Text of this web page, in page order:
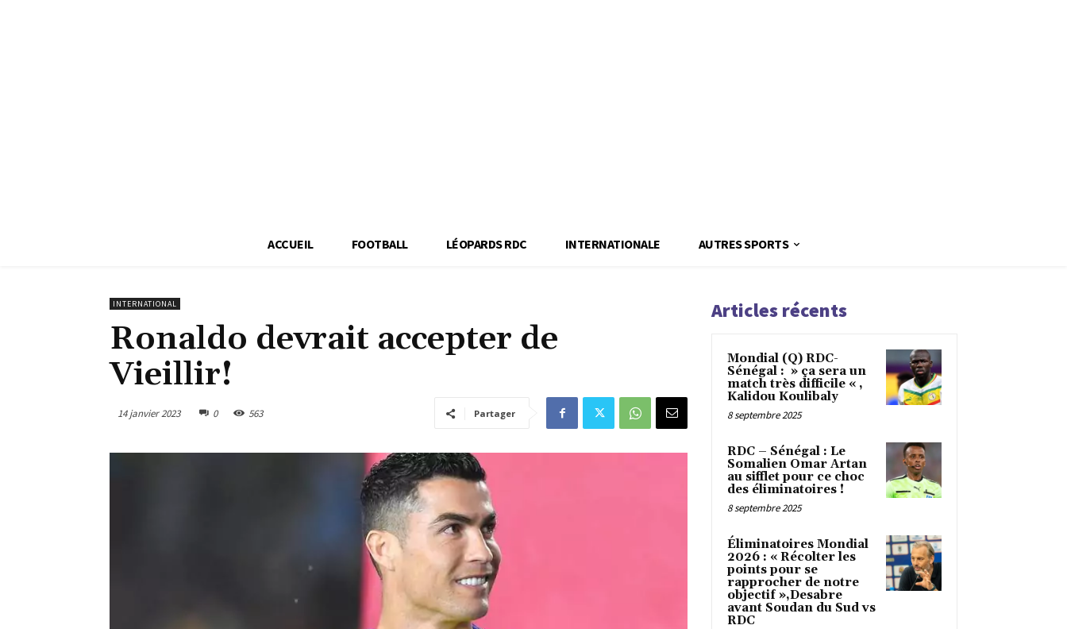
ACCUEIL FOOTBALL LÉOPARDS RDC INTERNATIONALE AUTRES SPORTS
INTERNATIONAL
Ronaldo devrait accepter de
Vieillir!
14 janvier 2023 0 563 Partager
Articles récents
Mondial (Q) RDC-
Sénégal : » ça sera un
match très difficile « ,
Kalidou Koulibaly
8 septembre 2025
RDC – Sénégal : Le
Somalien Omar Artan
au sifflet pour ce choc
des éliminatoires !
8 septembre 2025
Éliminatoires Mondial
2026 : « Récolter les
points pour se
rapprocher de notre
objectif »,Desabre
avant Soudan du Sud vs
RDC